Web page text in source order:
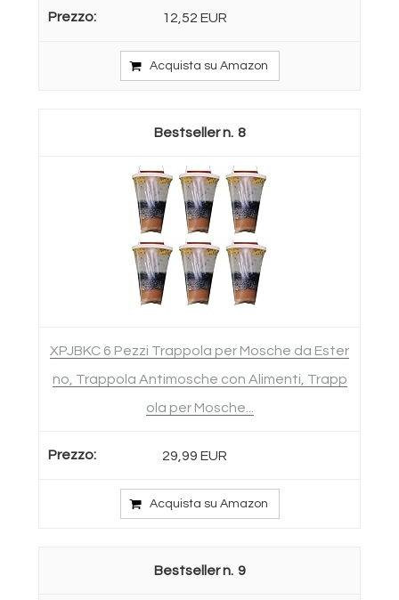
12,52 EUR
Acquista su Amazon
8
XPJBKC 6 Pezzi Trappola per Mosche da Ester
no, Trappola Antimosche con Alimenti, Trapp
ola per Mosche...
29,99 EUR
Acquista su Amazon
9